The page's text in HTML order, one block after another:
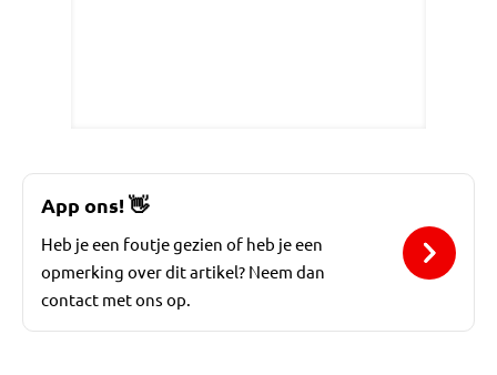
App ons!👋
Heb je een foutje gezien of heb je een
opmerking over dit artikel? Neem dan
contact met ons op.